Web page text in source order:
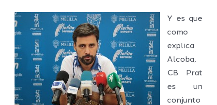
Y es que
como
explica
Alcoba,
CB Prat
es un
conjunto